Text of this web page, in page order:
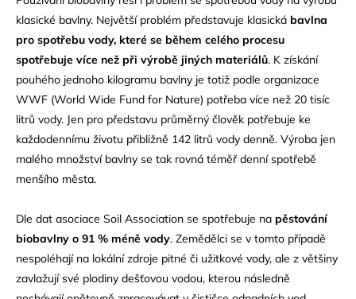
klasické bavlny. Největší problém představuje klasická bavlna
pro spotřebu vody, které se během celého procesu
spotřebuje více než při výrobě jiných materiálů. K získání
pouhého jednoho kilogramu bavlny je totiž podle organizace
WWF (World Wide Fund for Nature) potřeba více než 20 tisíc
litrů vody. Jen pro představu průměrný člověk potřebuje ke
každodennímu životu přibližně 142 litrů vody denně. Výroba jen
malého množství bavlny se tak rovná téměř denní spotřebě
menšího města.
Dle dat asociace Soil Association se spotřebuje na pěstování
biobavlny o 91 % méně vody. Zemědělci se v tomto případě
nespoléhají na lokální zdroje pitné či užitkové vody, ale z většiny
zavlažují své plodiny dešťovou vodou, kterou následně